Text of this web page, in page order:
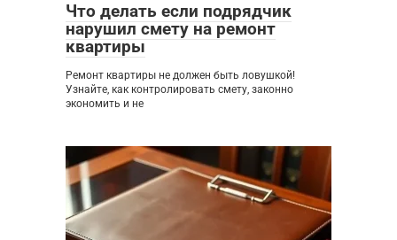
Что делать если подрядчик
нарушил смету на ремонт
квартиры
Ремонт квартиры не должен быть ловушкой!
Узнайте, как контролировать смету, законно
экономить и не